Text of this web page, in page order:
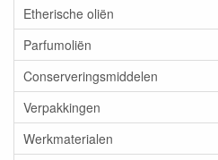
Etherische oliën
Parfumoliën
Conserveringsmiddelen
Verpakkingen
Werkmaterialen